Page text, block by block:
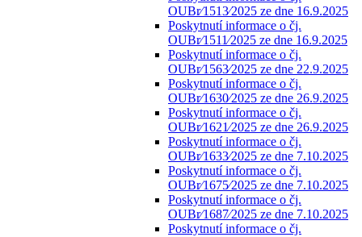
OUBr⁄1513⁄2025 ze dne 16.9.2025
Poskytnutí informace o čj.
OUBr⁄1511⁄2025 ze dne 16.9.2025
Poskytnutí informace o čj.
OUBr⁄1563⁄2025 ze dne 22.9.2025
Poskytnutí informace o čj.
OUBr⁄1630⁄2025 ze dne 26.9.2025
Poskytnutí informace o čj.
OUBr⁄1621⁄2025 ze dne 26.9.2025
Poskytnutí informace o čj.
OUBr⁄1633⁄2025 ze dne 7.10.2025
Poskytnutí informace o čj.
OUBr⁄1675⁄2025 ze dne 7.10.2025
Poskytnutí informace o čj.
OUBr⁄1687⁄2025 ze dne 7.10.2025
Poskytnutí informace o čj.